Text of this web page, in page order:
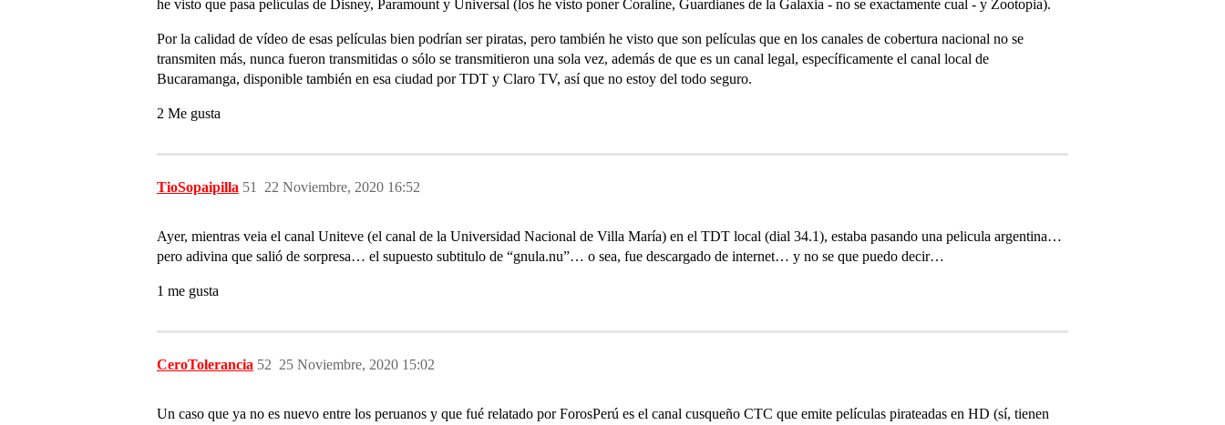
he visto que pasa películas de Disney, Paramount y Universal (los he visto poner Coraline, Guardianes de la Galaxia - no se exactamente cual - y Zootopia).
Por la calidad de vídeo de esas películas bien podrían ser piratas, pero también he visto que son películas que en los canales de cobertura nacional no se
transmiten más, nunca fueron transmitidas o sólo se transmitieron una sola vez, además de que es un canal legal, específicamente el canal local de
Bucaramanga, disponible también en esa ciudad por TDT y Claro TV, así que no estoy del todo seguro.
2 Me gusta
TioSopaipilla 22 Noviembre, 2020 16:52
51
Ayer, mientras veia el canal Uniteve (el canal de la Universidad Nacional de Villa María) en el TDT local (dial 34.1), estaba pasando una pelicula argentina…
pero adivina que salió de sorpresa… el supuesto subtitulo de “gnula.nu”… o sea, fue descargado de internet… y no se que puedo decir…
1 me gusta
CeroTolerancia 25 Noviembre, 2020 15:02
52
Un caso que ya no es nuevo entre los peruanos y que fué relatado por ForosPerú es el canal cusqueño CTC que emite películas pirateadas en HD (sí, tienen